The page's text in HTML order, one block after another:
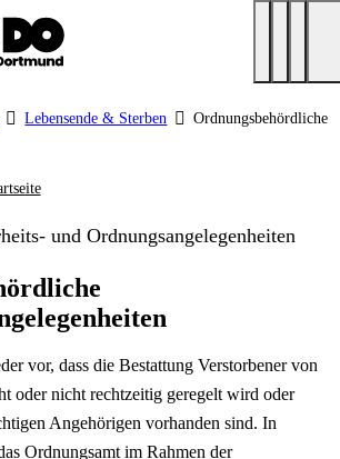
Lebensende & Sterben Ordnungsbehördliche
und Ordnungsangelegenheiten
vor, dass die Bestattung Verstorbener von
oder nicht rechtzeitig geregelt wird oder
Angehörigen vorhanden sind. In
Ordnungsamt im Rahmen der